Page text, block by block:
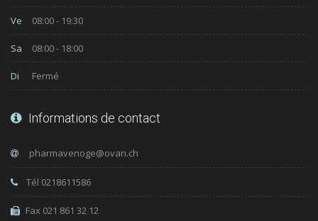
Ve 08:00 - 19:30
Sa 08:00 - 18:00
Di Fermé
Informations de contact
Tél 0218611586
Fax 021 861 32 12